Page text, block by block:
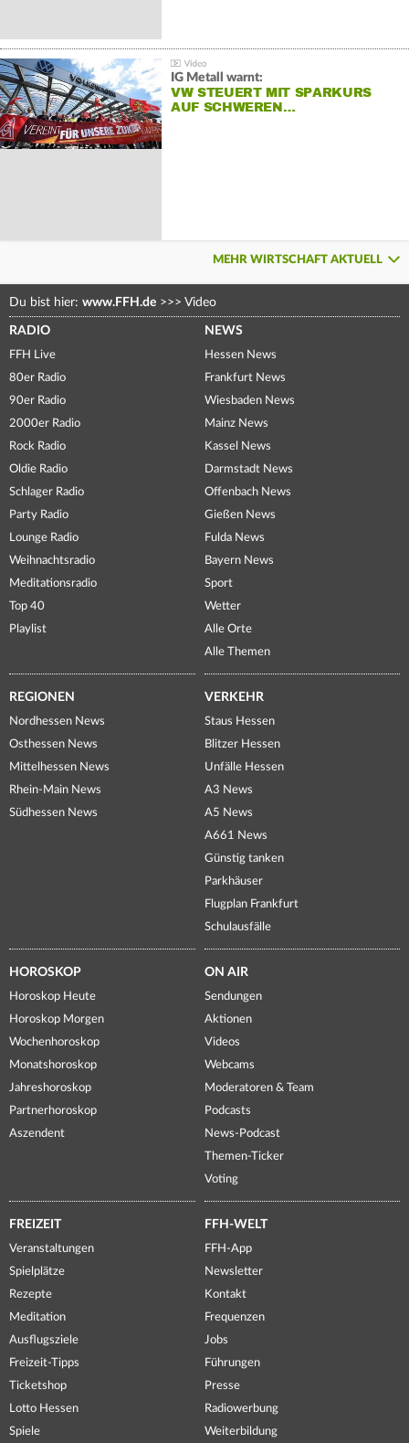
IG Metall warnt:
VW STEUERT MIT SPARKURS
AUF SCHWEREN…
MEHR WIRTSCHAFT AKTUELL
Du bist hier: www.FFH.de >>> Video
RADIO
FFH Live
80er Radio
90er Radio
2000er Radio
Rock Radio
Oldie Radio
Schlager Radio
Party Radio
Lounge Radio
Weihnachtsradio
Meditationsradio
Top 40
Playlist
NEWS
Hessen News
Frankfurt News
Wiesbaden News
Mainz News
Kassel News
Darmstadt News
Offenbach News
Gießen News
Fulda News
Bayern News
Sport
Wetter
Alle Orte
Alle Themen
REGIONEN
Nordhessen News
Osthessen News
Mittelhessen News
Rhein-Main News
Südhessen News
VERKEHR
Staus Hessen
Blitzer Hessen
Unfälle Hessen
A3 News
A5 News
A661 News
Günstig tanken
Parkhäuser
Flugplan Frankfurt
Schulausfälle
HOROSKOP
Horoskop Heute
Horoskop Morgen
Wochenhoroskop
Monatshoroskop
Jahreshoroskop
Partnerhoroskop
Aszendent
ON AIR
Sendungen
Aktionen
Videos
Webcams
Moderatoren & Team
Podcasts
News-Podcast
Themen-Ticker
Voting
FREIZEIT
Veranstaltungen
Spielplätze
Rezepte
Meditation
Ausflugsziele
Freizeit-Tipps
Ticketshop
Lotto Hessen
Spiele
FFH-WELT
FFH-App
Newsletter
Kontakt
Frequenzen
Jobs
Führungen
Presse
Radiowerbung
Weiterbildung